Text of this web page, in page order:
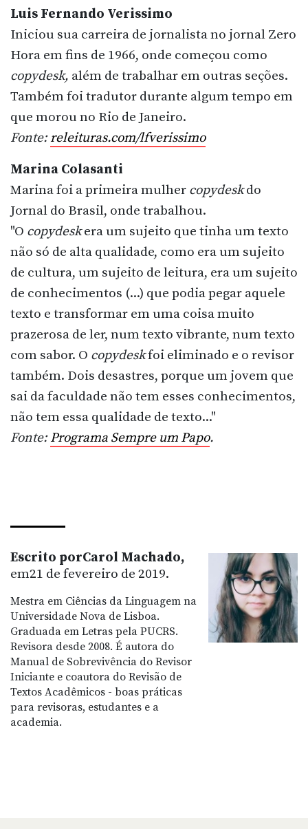
Luis Fernando Verissimo
Iniciou sua carreira de jornalista no jornal Zero
Hora em fins de 1966, onde começou como
copydesk, além de trabalhar em outras seções.
Também foi tradutor durante algum tempo em
que morou no Rio de Janeiro.
Fonte:releituras.com/lfverissimo
Marina Colasanti
Marina foi a primeira mulher copydeskdo
Jornal do Brasil, onde trabalhou.
"O copydeskera um sujeito que tinha um texto
não só de alta qualidade, como era um sujeito
de cultura, um sujeito de leitura, era um sujeito
de conhecimentos (...) que podia pegar aquele
texto e transformar em uma coisa muito
prazerosa de ler, num texto vibrante, num texto
com sabor. O copydeskfoi eliminado e o revisor
também. Dois desastres, porque um jovem que
sai da faculdade não tem esses conhecimentos,
não tem essa qualidade de texto..."
Fonte:Programa Sempre um Papo.
Escrito porCarol Machado,
em21 de fevereiro de 2019.
Mestra em Ciências da Linguagem na
Universidade Nova de Lisboa.
Graduada em Letras pela PUCRS.
Revisora desde 2008. É autora do
Manual de Sobrevivência do Revisor
Iniciante e coautora do Revisão de
Textos Acadêmicos - boas práticas
para revisoras, estudantes e a
academia.